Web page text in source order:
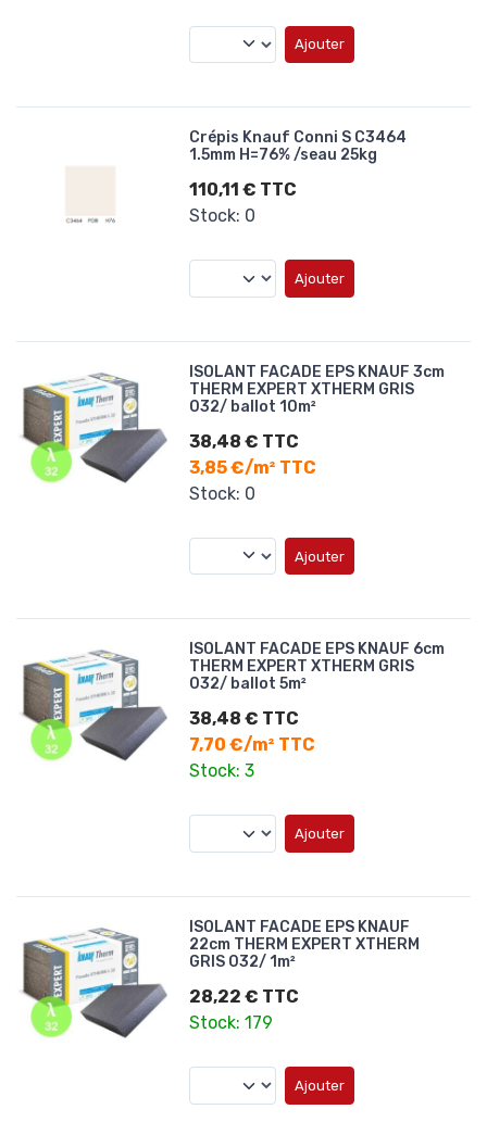
Ajouter
Crépis Knauf Conni S C3464
1.5mm H=76% /seau 25kg
110,11 € TTC
Stock: 0
Ajouter
ISOLANT FACADE EPS KNAUF 3cm
THERM EXPERT XTHERM GRIS
032/ ballot 10m²
38,48 € TTC
3,85 €/m² TTC
Stock: 0
Ajouter
ISOLANT FACADE EPS KNAUF 6cm
THERM EXPERT XTHERM GRIS
032/ ballot 5m²
38,48 € TTC
7,70 €/m² TTC
Stock: 3
Ajouter
ISOLANT FACADE EPS KNAUF
22cm THERM EXPERT XTHERM
GRIS 032/ 1m²
28,22 € TTC
Stock: 179
Ajouter